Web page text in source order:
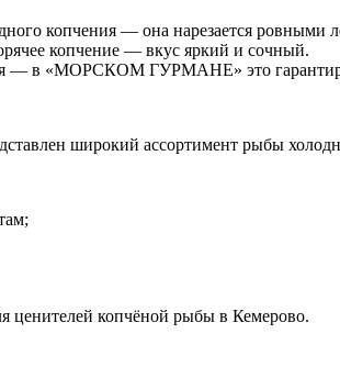
копчения — она нарезается ровными
копчение — вкус яркий и сочный.
— в «МОРСКОМ ГУРМАНЕ» это
широкий ассортимент рыбы
копчёной рыбы в Кемерово.